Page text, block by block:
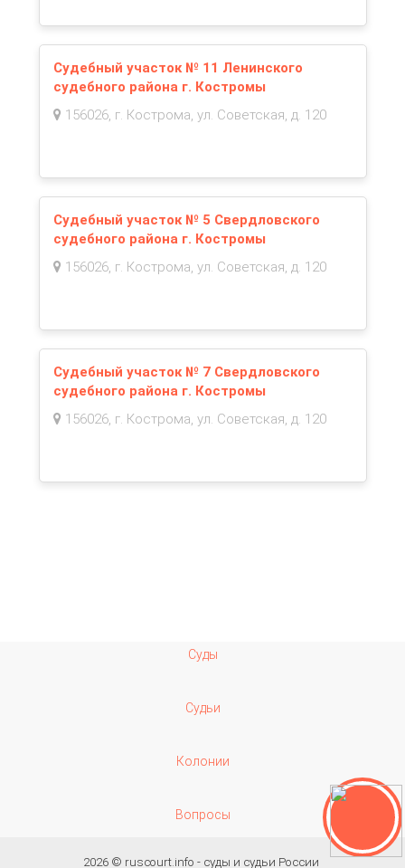
Судебный участок № 11 Ленинского
судебного района г. Костромы
156026, г. Кострома, ул. Советская, д. 120
Судебный участок № 5 Свердловского
судебного района г. Костромы
156026, г. Кострома, ул. Советская, д. 120
Судебный участок № 7 Свердловского
судебного района г. Костромы
156026, г. Кострома, ул. Советская, д. 120
Суды
Судьи
Колонии
Вопросы
2026 © ruscourt.info - суды и судьи России